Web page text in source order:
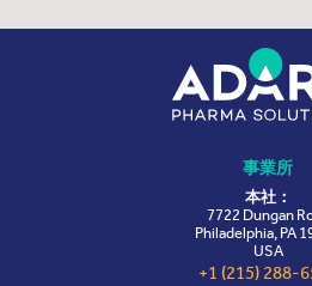
事業所
本社：
7722 Dungan
Philadelphia, PA
USA
+1 (215) 288-